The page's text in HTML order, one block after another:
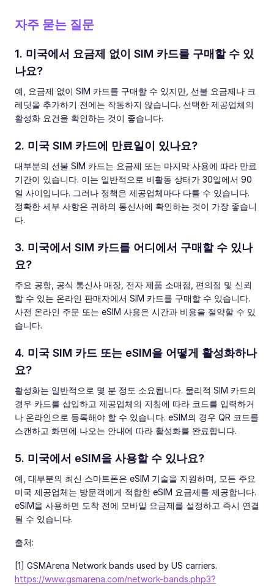
자주 묻는 질문
1. 미국에서 요금제 없이 SIM 카드를 구매할 수 있
나요?
예, 요금제 없이 SIM 카드를 구매할 수 있지만, 선불 요금제나 크
레딧을 추가하기 전에는 작동하지 않습니다. 선택한 제공업체의
활성화 요건을 확인하는 것이 좋습니다.
2. 미국 SIM 카드에 만료일이 있나요?
대부분의 선불 SIM 카드는 요금제 또는 마지막 사용에 따라 만료
기간이 있습니다. 이는 일반적으로 비활동 상태가 30일에서 90
일 사이입니다. 그러나 정책은 제공업체마다 다를 수 있습니다.
정확한 세부 사항은 귀하의 통신사에 확인하는 것이 가장 좋습니
다.
3. 미국에서 SIM 카드를 어디에서 구매할 수 있나
요?
주요 공항, 공식 통신사 매장, 전자 제품 소매점, 편의점 및 신뢰
할 수 있는 온라인 판매자에서 SIM 카드를 구매할 수 있습니다.
사전 온라인 주문 또는 eSIM 사용은 시간과 비용을 절약할 수 있
습니다.
4. 미국 SIM 카드 또는 eSIM을 어떻게 활성화하나
요?
활성화는 일반적으로 몇 분 정도 소요됩니다. 물리적 SIM 카드의
경우 카드를 삽입하고 제공업체의 지침에 따라 코드를 입력하거
나 온라인으로 등록해야 할 수 있습니다. eSIM의 경우 QR 코드를
스캔하고 화면에 나오는 안내에 따라 활성화를 완료합니다.
5. 미국에서 eSIM을 사용할 수 있나요?
예, 대부분의 최신 스마트폰은 eSIM 기술을 지원하며, 모든 주요
미국 제공업체는 방문객에게 적합한 eSIM 요금제를 제공합니다.
eSIM을 사용하면 도착 전에 모바일 요금제를 설정하고 즉시 연결
될 수 있습니다.
출처:
[1] GSMArena Network bands used by US carriers.
https://www.gsmarena.com/network-bands.php3?